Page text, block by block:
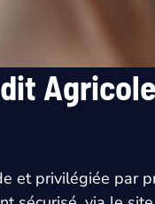
et privilégiée par